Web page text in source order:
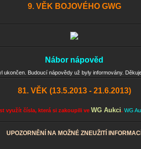
9. VĚK BOJOVÉHO GWG
Nábor nápověd
ukončen. Budoucí nápovědy už byly informovány.
81. VĚK (13.5.2013 - 21.6.2013)
využít čísla, která si zakoupili ve WG Aukci. WG
UPOZORNĚNÍ NA MOŽNÉ ZNEUŽITÍ INFORMACÍ